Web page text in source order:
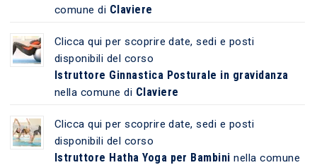
comune di Claviere
Clicca qui per scoprire date, sedi e posti
disponibili del corso
Istruttore Ginnastica Posturale in gravidanza
nella comune di Claviere
Clicca qui per scoprire date, sedi e posti
disponibili del corso
Istruttore Hatha Yoga per Bambini nella comune